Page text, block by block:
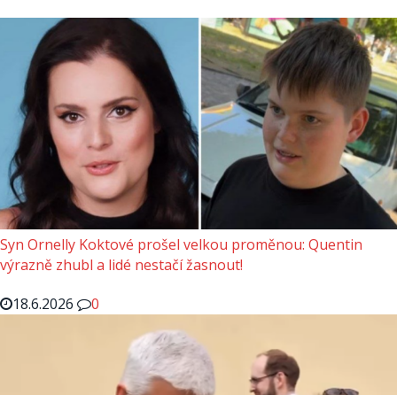
Syn Ornelly Koktové prošel velkou proměnou: Quentin
výrazně zhubl a lidé nestačí žasnout!
18.6.2026
0